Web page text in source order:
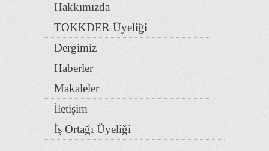
Hakkımızda
TOKKDER Üyeliği
Dergimiz
Haberler
Makaleler
İletişim
İş Ortağı Üyeliği